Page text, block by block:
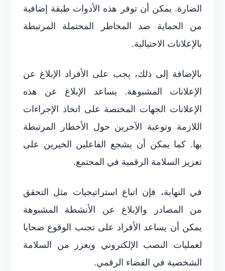
الضارة. يمكن أن توفر هذه الأدوات طبقة إضافية
من الحماية ضد المخاطر المحتملة المرتبطة
بالإعلانات الاحتيالية.
بالإضافة إلى ذلك، يجب على الأفراد الإبلاغ عن
الإعلانات المشبوهة. يساعد الإبلاغ عن هذه
الإعلانات الجهات المختصة على اتخاذ الإجراءات
اللازمة وتوعية الآخرين حول الأخطار المرتبطة
بها. كما يمكن أن يشجع الفاعلين الخيرين على
تعزيز السلامة الرقمية في المجتمع.
في النهاية، فإن اتباع استراتيجيات مثل التحقق
من المصادر والإبلاغ عن الأنشطة المشبوهة
يمكن أن يساعد الأفراد على تجنب الوقوع ضحايا
لعمليات النصب الإلكتروني ويعزز من السلامة
الشخصية في الفضاء الرقمي.